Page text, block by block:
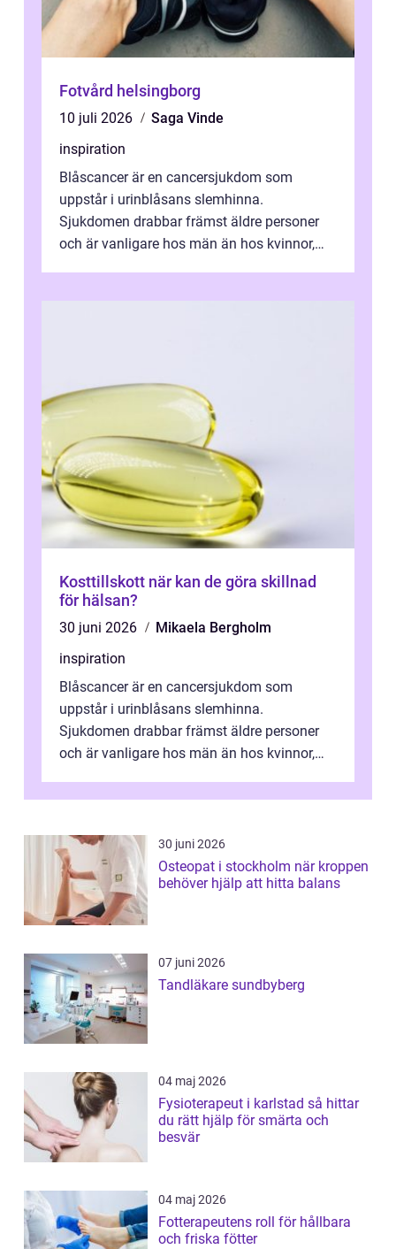
Fotvård helsingborg
10 juli 2026
Saga Vinde
inspiration
Blåscancer är en cancersjukdom som
uppstår i urinblåsans slemhinna.
Sjukdomen drabbar främst äldre personer
och är vanligare hos män än hos kvinnor,
Kosttillskott när kan de göra skillnad
för hälsan?
30 juni 2026
Mikaela Bergholm
inspiration
Blåscancer är en cancersjukdom som
uppstår i urinblåsans slemhinna.
Sjukdomen drabbar främst äldre personer
och är vanligare hos män än hos kvinnor,
förändringarna u...
30 juni 2026
Osteopat i stockholm när kroppen
behöver hjälp att hitta balans
07 juni 2026
Tandläkare sundbyberg
04 maj 2026
Fysioterapeut i karlstad så hittar
du rätt hjälp för smärta och
besvär
04 maj 2026
Fotterapeutens roll för hållbara
och friska fötter